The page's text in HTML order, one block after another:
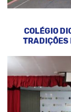
COLÉGIO
TRADIÇÕES